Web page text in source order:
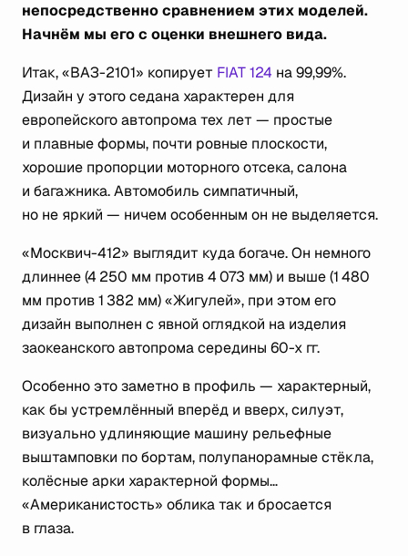
непосредственно сравнением этих моделей.
Начнём мы его с оценки внешнего вида.
Итак, «ВАЗ-2101» копирует FIAT 124 на 99,99%.
Дизайн у этого седана характерен для
европейского автопрома тех лет — простые
и плавные формы, почти ровные плоскости,
хорошие пропорции моторного отсека, салона
и багажника. Автомобиль симпатичный,
но не яркий — ничем особенным он не выделяется.
«Москвич-412» выглядит куда богаче. Он немного
длиннее (4 250 мм против 4 073 мм) и выше (1 480
мм против 1 382 мм) «Жигулей», при этом его
дизайн выполнен с явной оглядкой на изделия
заокеанского автопрома середины 60-х гг.
Особенно это заметно в профиль — характерный,
как бы устремлённый вперёд и вверх, силуэт,
визуально удлиняющие машину рельефные
выштамповки по бортам, полупанорамные стёкла,
колёсные арки характерной формы…
«Американистость» облика так и бросается
в глаза.